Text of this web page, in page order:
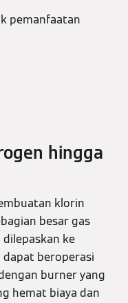
pemanfaatan
hingga
klorin
besar gas
ke
dapat beroperasi
burner yang
hemat biaya dan